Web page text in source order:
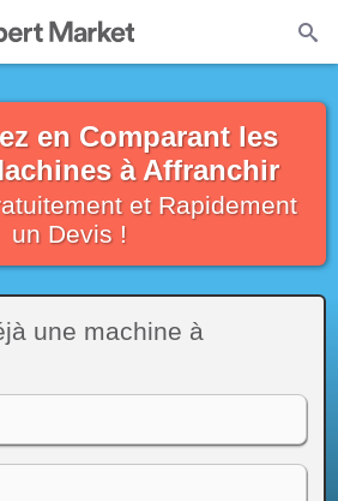
en Comparant les
à Affranchir
et Rapidement
un Devis !
une machine à